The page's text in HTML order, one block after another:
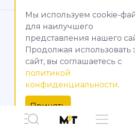
Мы используем cookie-
для наилучшего
представления нашего
Продолжая использовать
сайт, вы соглашаетесь c
политикой
конфиденциальности.
Принять
© МагияТока, 2015
Политика
Обработка
Создание сайтов
Продвижение сайтов